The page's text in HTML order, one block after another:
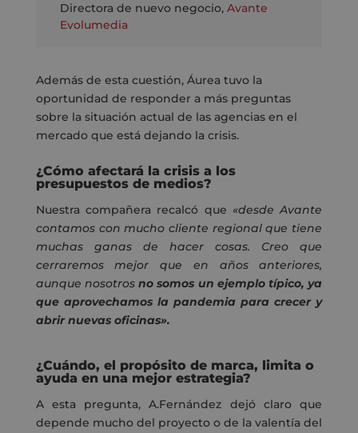
Directora de nuevo negocio, Avante
Evolumedia
Además de esta cuestión, Áurea tuvo la
oportunidad de responder a más preguntas
sobre la situación actual de las agencias en el
mercado que está dejando la crisis.
¿Cómo afectará la crisis a los
presupuestos de medios?
Nuestra compañera recalcó que «desde Avante
contamos con mucho cliente regional que tiene
muchas ganas de hacer cosas. Creo que
cerraremos mejor que en años anteriores,
aunque nosotrosno somos un ejemplo típico, ya
que aprovechamos la pandemia para crecer y
abrir nuevas oficinas».
¿Cuándo, el propósito de marca, limita o
ayuda en una mejor estrategia?
A esta pregunta, A.Fernández dejó claro que
depende mucho del proyecto o de la valentía del